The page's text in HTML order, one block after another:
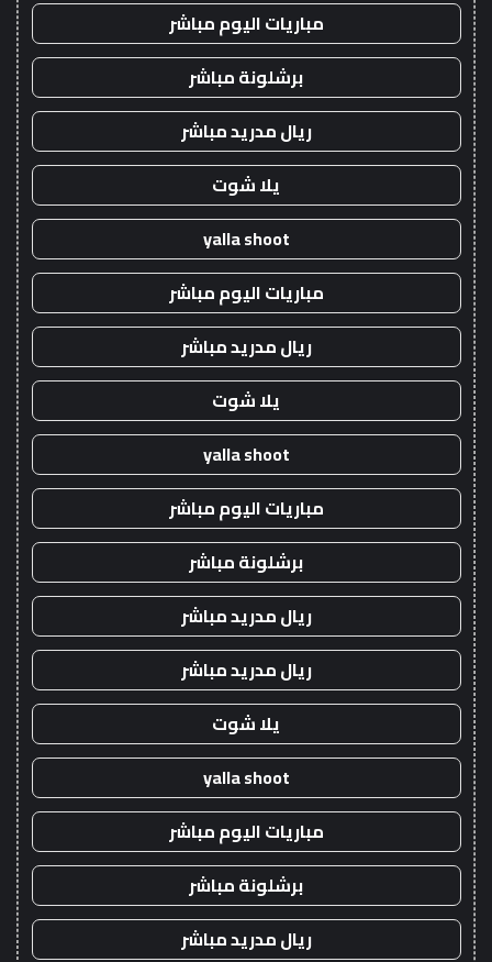
مباريات اليوم مباشر
برشلونة مباشر
ريال مدريد مباشر
يلا شوت
yalla shoot
مباريات اليوم مباشر
ريال مدريد مباشر
يلا شوت
yalla shoot
مباريات اليوم مباشر
برشلونة مباشر
ريال مدريد مباشر
ريال مدريد مباشر
يلا شوت
yalla shoot
مباريات اليوم مباشر
برشلونة مباشر
ريال مدريد مباشر